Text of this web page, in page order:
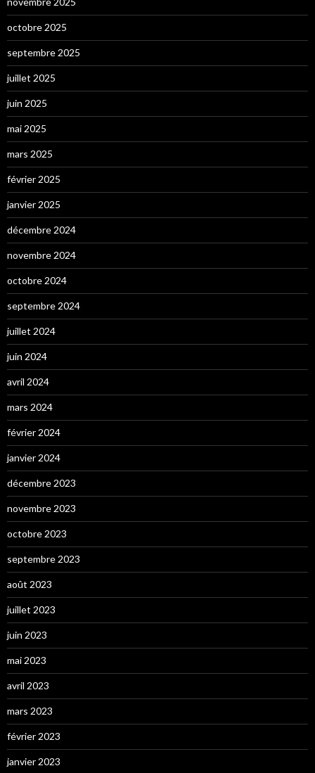
octobre 2025
septembre 2025
juillet 2025
juin 2025
mai 2025
mars 2025
février 2025
janvier 2025
décembre 2024
novembre 2024
octobre 2024
septembre 2024
juillet 2024
juin 2024
avril 2024
mars 2024
février 2024
janvier 2024
décembre 2023
novembre 2023
octobre 2023
septembre 2023
août 2023
juillet 2023
juin 2023
mai 2023
avril 2023
mars 2023
février 2023
janvier 2023